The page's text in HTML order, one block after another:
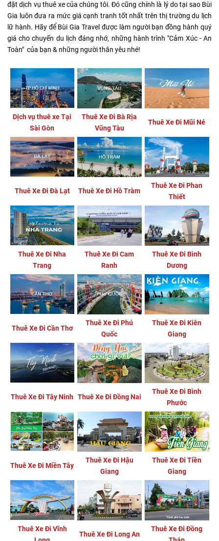
đặt dịch vụ thuê xe của chúng tôi. Đó cũng chính là lý do tại sao Bùi
Gia luôn đưa ra mức giá cạnh tranh tốt nhất trên thị trường du lịch
lữ hành. Hãy để Bùi Gia Travel được làm người bạn đồng hành quý
giá cho chuyến du lịch đáng nhớ, những hành trình "Cảm Xúc - An
Toàn" của bạn & những người thân yêu nhé!
Dịch vụ thuê xe Tại
Sài Gòn
Thuê Xe Đi Bà Rịa
Vũng Tàu
Thuê Xe Đi Mũi Né
Thuê Xe Đi Đà Lạt Thuê Xe Đi Hồ Tràm
Thuê Xe Đi Phan
Thiết
Thuê Xe Đi Nha
Trang
Thuê Xe Đi Cam
Ranh
Thuê Xe Đi Bình
Dương
Thuê Xe Đi Cần Thơ
Thuê Xe Đi Phú
Quốc
Thuê Xe Đi Kiên
Giang
Thuê Xe Đi Tây Ninh Thuê Xe Đi Đồng Nai
Thuê Xe Đi Bình
Phước
Thuê Xe Đi Miền Tây
Thuê Xe Đi Hậu
Giang
Thuê Xe Đi Tiền
Giang
Thuê Xe Đi Vĩnh
Thuê Xe Đi Long An
Thuê Xe Đi Đồng